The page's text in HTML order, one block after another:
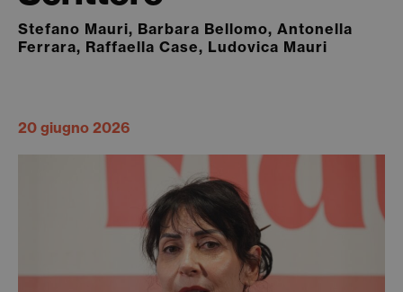
Stefano Mauri, Barbara Bellomo, Antonella
Ferrara, Raffaella Case, Ludovica Mauri
20 giugno 2026